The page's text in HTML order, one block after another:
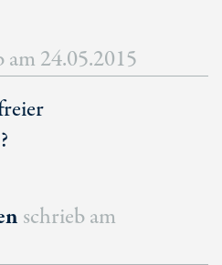
am24.05.2015
schrieb am